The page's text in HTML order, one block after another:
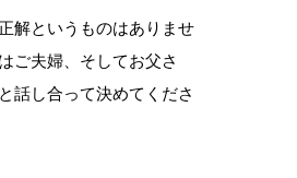
解というものはありませ
ご夫婦、そしてお父さ
話し合って決めてくださ